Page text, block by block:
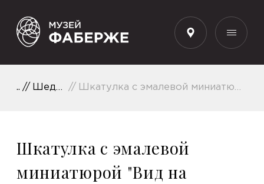
RU
Шедевры коллекции Шкатулка с эмалевой миниатюрой "Вид на Московский Кремль со стороны Москвы-реки"
Шкатулка с эмалевой
миниатюрой "Вид на